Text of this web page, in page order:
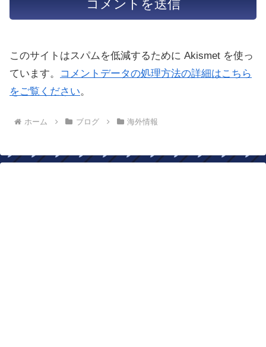
このサイトはスパムを低減するために Akismet を使っ
ています。
コメントデータの処理方法の詳細はこちら
をご覧ください。
ホーム ブログ 海外情報